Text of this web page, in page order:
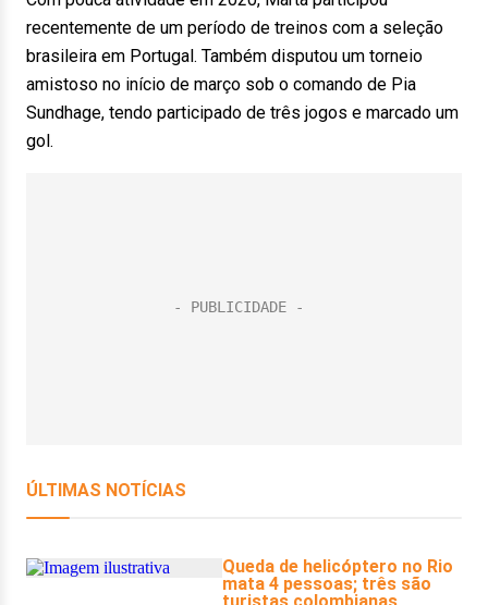
recentemente de um período de treinos com a seleção
brasileira em Portugal. Também disputou um torneio
amistoso no início de março sob o comando de Pia
Sundhage, tendo participado de três jogos e marcado um
gol.